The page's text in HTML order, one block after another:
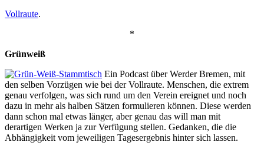
Vollraute.
*
Grünweiß
Ein Podcast über Werder Bremen, mit
den selben Vorzügen wie bei der Vollraute. Menschen, die extrem
genau verfolgen, was sich rund um den Verein ereignet und noch
dazu in mehr als halben Sätzen formulieren können. Diese werden
dann schon mal etwas länger, aber genau das will man mit
derartigen Werken ja zur Verfügung stellen. Gedanken, die die
Abhängigkeit vom jeweiligen Tagesergebnis hinter sich lassen.